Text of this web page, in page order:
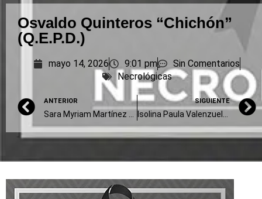
Osvaldo Quinteros “Chichón”
(Q.E.P.D.)
mayo 14, 2026 9:01 pm
Sin Comentarios
Necrológicas
ANTERIOR SIGUIENTE